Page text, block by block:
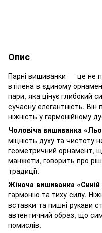
Опис
Парні вишиванки — це не
втілена в єдиному
пари, яка цінує глибокий
сучасну елегантність. Він
ніжність у гармонійному
Чоловіча вишиванка
міцність духу та чистоту
геометричний орнамент,
манжети, говорить про
традиції.
Жіноча вишиванка «Синій
гармонію та тиху силу.
вставки та пишні рукави
автентичний образ, що
помислів.